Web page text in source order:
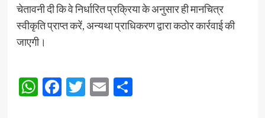
चेतावनी दी कि वे निर्धारित प्रक्रिया के अनुसार ही मानचित्र
स्वीकृति प्राप्त करें, अन्यथा प्राधिकरण द्वारा कठोर कार्रवाई की
जाएगी।
Post
navigation
WhatsApp
Facebook
Twitter
EmailShare